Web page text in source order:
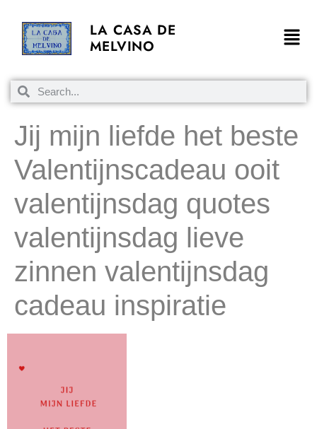
LA CASA DE
MELVINO
Jij mijn liefde het beste
Valentijnscadeau ooit
valentijnsdag quotes
valentijnsdag lieve
zinnen valentijnsdag
cadeau inspiratie